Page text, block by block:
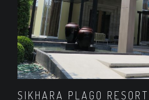
SIKHARA PLAGO RESORT